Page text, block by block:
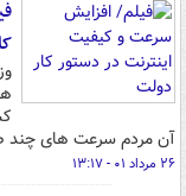
آن مردم سرعت های چند
۲۶ مرداد ۰۱ - ۱۳:۱۷